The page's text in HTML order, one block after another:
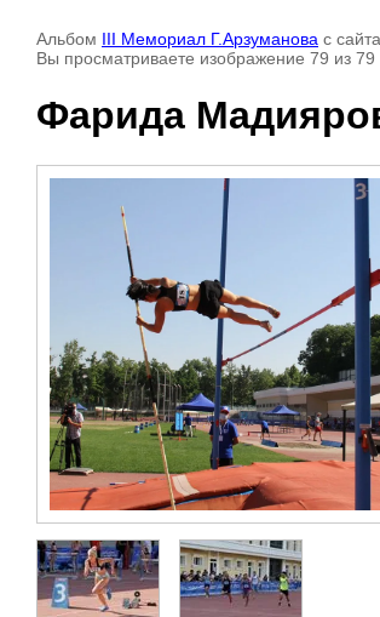
Альбом III Мемориал Г.Арзуманова с сайта
Вы просматриваете изображение 79 из 79
Фарида